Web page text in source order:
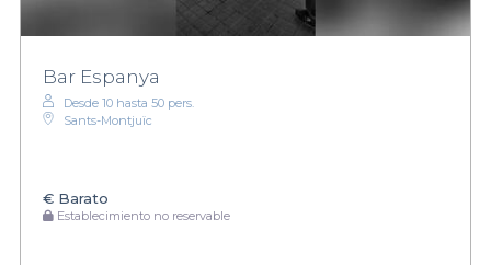
Bar Espanya
Desde 10 hasta 50 pers.
Sants-Montjuïc
€ Barato
Establecimiento no reservable